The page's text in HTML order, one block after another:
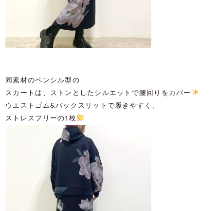
同素材のペンシル型の
スカートは、ストンとしたシルエットで腰回りをカバー
ウエストゴム&バックスリットで履きやすく、
ストレスフリーの1枚